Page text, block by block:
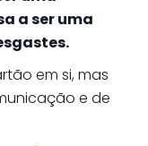
a ser uma
em si, mas
e de